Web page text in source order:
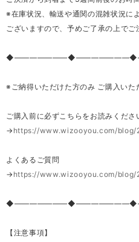
※在庫状況、輸送や通関の混雑状況に
ございますので、予めご了承の上でご
※ご納得いただけた方のみ ご購入いた
ご購入前に必ずこちらをお読みくださ
→ https://www.wizooyou.com/
よくあるご質問
→ https://www.wizooyou.com/blog/
【注意事項】